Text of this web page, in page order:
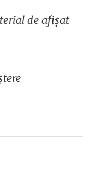
de afișat